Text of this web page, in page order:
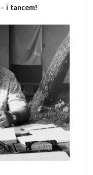
i tancem!